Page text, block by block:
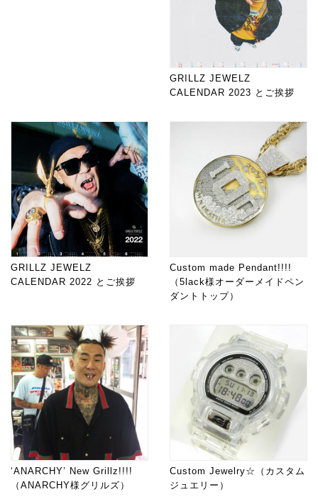
GRILLZ JEWELZ
CALENDAR 2023 とご挨拶
GRILLZ JEWELZ
CALENDAR 2022 とご挨拶
Custom made Pendant!!!!
（5lack様オーダーメイドペン
ダントトップ）
‘ANARCHY’ New Grillz!!!!
（ANARCHY様グリルズ）
Custom Jewelry☆（カスタム
ジュエリー）